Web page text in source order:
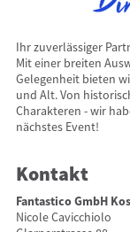
Ihr zuverlässiger
Mit einer breiten
Gelegenheit bieten
und Alt. Von
Charakteren - wir
nächstes Event!
Kontakt
Fantastico GmbH
Nicole Cavicchiolo